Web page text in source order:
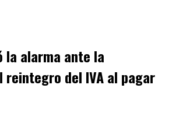
la alarma ante la
reintegro del IVA al pagar